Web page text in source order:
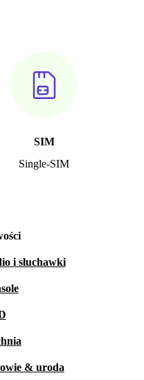
SIM
Single-SIM
i słuchawki
& uroda